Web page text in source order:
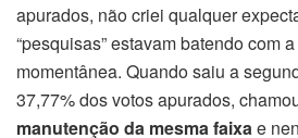
apurados, não criei qualquer
“pesquisas” estavam batendo com
momentânea. Quando saiu a
37,77% dos votos apurados,
manutenção da mesma faixae